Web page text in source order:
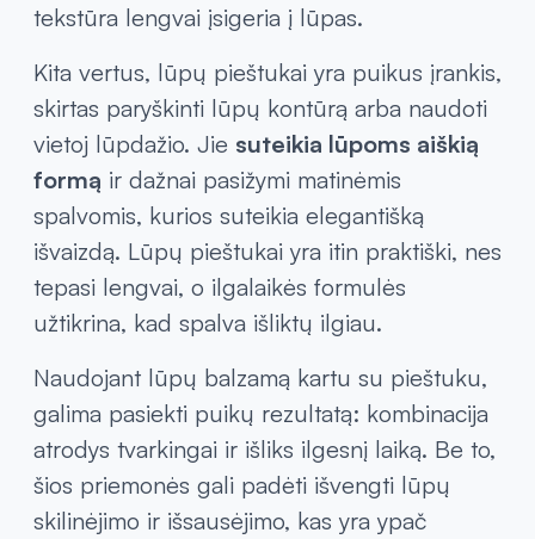
tekstūra lengvai įsigeria į lūpas.
Kita vertus, lūpų pieštukai yra puikus įrankis,
skirtas paryškinti lūpų kontūrą arba naudoti
vietoj lūpdažio. Jie suteikia lūpoms aiškią
formą ir dažnai pasižymi matinėmis
spalvomis, kurios suteikia elegantišką
išvaizdą. Lūpų pieštukai yra itin praktiški, nes
tepasi lengvai, o ilgalaikės formulės
užtikrina, kad spalva išliktų ilgiau.
Naudojant lūpų balzamą kartu su pieštuku,
galima pasiekti puikų rezultatą: kombinacija
atrodys tvarkingai ir išliks ilgesnį laiką. Be to,
šios priemonės gali padėti išvengti lūpų
skilinėjimo ir išsausėjimo, kas yra ypač